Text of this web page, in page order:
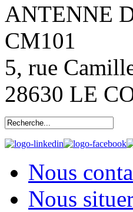
ANTENNE
CM101
5, rue
28630 LE
Nous
Nous